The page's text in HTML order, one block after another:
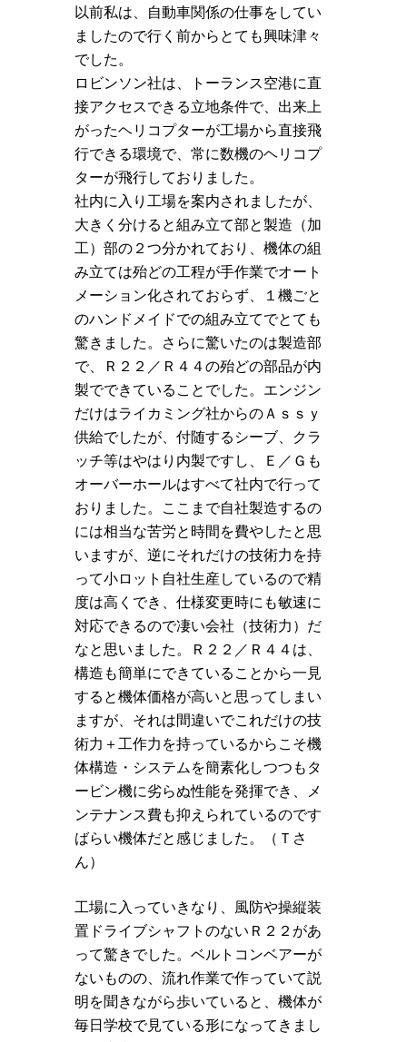
以前私は、自動車関係の仕事をしてい
ましたので行く前からとても興味津々
でした。
ロビンソン社は、トーランス空港に直
接アクセスできる立地条件で、出来上
がったヘリコプターが工場から直接飛
行できる環境で、常に数機のヘリコプ
ターが飛行しておりました。
社内に入り工場を案内されましたが、
大きく分けると組み立て部と製造（加
工）部の２つ分かれており、機体の組
み立ては殆どの工程が手作業でオート
メーション化されておらず、１機ごと
のハンドメイドでの組み立てでとても
驚きました。さらに驚いたのは製造部
で、Ｒ２２／Ｒ４４の殆どの部品が内
製でできていることでした。エンジン
だけはライカミング社からのＡｓｓｙ
供給でしたが、付随するシーブ、クラ
ッチ等はやはり内製ですし、Ｅ／Ｇも
オーバーホールはすべて社内で行って
おりました。ここまで自社製造するの
には相当な苦労と時間を費やしたと思
いますが、逆にそれだけの技術力を持
って小ロット自社生産しているので精
度は高くでき、仕様変更時にも敏速に
対応できるので凄い会社（技術力）だ
なと思いました。Ｒ２２／Ｒ４４は、
構造も簡単にできていることから一見
すると機体価格が高いと思ってしまい
ますが、それは間違いでこれだけの技
術力＋工作力を持っているからこそ機
体構造・システムを簡素化しつつもタ
ービン機に劣らぬ性能を発揮でき、メ
ンテナンス費も抑えられているのです
ばらい機体だと感じました。（Ｔさ
ん）
工場に入っていきなり、風防や操縦装
置ドライブシャフトのないＲ２２があ
って驚きでした。ベルトコンベアーが
ないものの、流れ作業で作っていて説
明を聞きながら歩いていると、機体が
毎日学校で見ている形になってきまし